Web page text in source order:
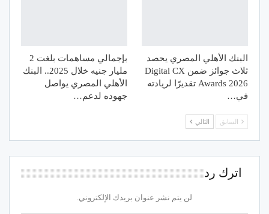
البنك الأهلي المصري يحصد
ثلاث جوائز ضمن Digital CX
Awards 2026 تقديرًا لريادته
في…
بإجمالي مساهمات بلغت 2
مليار جنيه خلال 2025.. البنك
الأهلي المصري يواصل
جهوده لدعم…
السابق التالي
اترك رد
لن يتم نشر عنوان بريدك الإلكتروني.